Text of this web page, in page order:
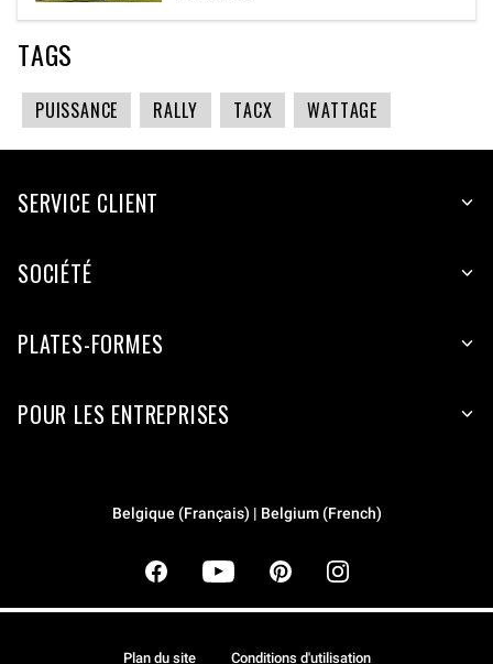
TAGS
PUISSANCE RALLY TACX WATTAGE
SERVICE CLIENT
SOCIÉTÉ
PLATES-FORMES
POUR LES ENTREPRISES
Belgique (Français) | Belgium (French)
Plan du site Conditions d'utilisation